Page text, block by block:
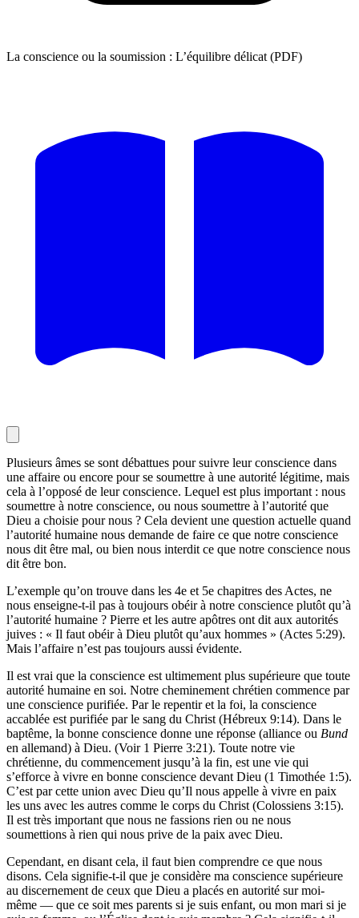
La conscience ou la soumission : L’équilibre délicat (PDF)
Plusieurs âmes se sont débattues pour suivre leur conscience dans
une affaire ou encore pour se soumettre à une autorité légitime, mais
cela à l’opposé de leur conscience. Lequel est plus important : nous
soumettre à notre conscience, ou nous soumettre à l’autorité que
Dieu a choisie pour nous ? Cela devient une question actuelle quand
l’autorité humaine nous demande de faire ce que notre conscience
nous dit être mal, ou bien nous interdit ce que notre conscience nous
dit être bon.
L’exemple qu’on trouve dans les 4e et 5e chapitres des Actes, ne
nous enseigne-t-il pas à toujours obéir à notre conscience plutôt qu’à
l’autorité humaine ? Pierre et les autre apôtres ont dit aux autorités
juives : « Il faut obéir à Dieu plutôt qu’aux hommes » (Actes 5:29).
Mais l’affaire n’est pas toujours aussi évidente.
Il est vrai que la conscience est ultimement plus supérieure que toute
autorité humaine en soi. Notre cheminement chrétien commence par
une conscience purifiée. Par le repentir et la foi, la conscience
accablée est purifiée par le sang du Christ (Hébreux 9:14). Dans le
baptême, la bonne conscience donne une réponse (alliance ou Bund
en allemand) à Dieu. (Voir 1 Pierre 3:21). Toute notre vie
chrétienne, du commencement jusqu’à la fin, est une vie qui
s’efforce à vivre en bonne conscience devant Dieu (1 Timothée 1:5).
C’est par cette union avec Dieu qu’Il nous appelle à vivre en paix
les uns avec les autres comme le corps du Christ (Colossiens 3:15).
Il est très important que nous ne fassions rien ou ne nous
soumettions à rien qui nous prive de la paix avec Dieu.
Cependant, en disant cela, il faut bien comprendre ce que nous
disons. Cela signifie-t-il que je considère ma conscience supérieure
au discernement de ceux que Dieu a placés en autorité sur moi-
même — que ce soit mes parents si je suis enfant, ou mon mari si je